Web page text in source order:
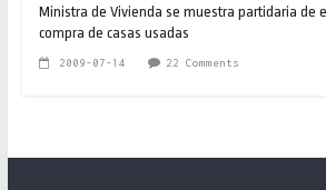
Ministra de Vivienda se muestra partidaria de
compra de casas usadas
2009-07-14 22 Comments